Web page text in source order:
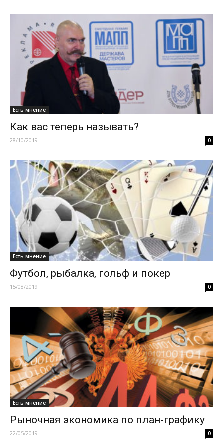
Есть мнение
Как вас теперь называть?
28/10/2019 0
Есть мнение
Футбол, рыбалка, гольф и покер
15/08/2019 0
Есть мнение
Рыночная экономика по план-графику
22/05/2019 0